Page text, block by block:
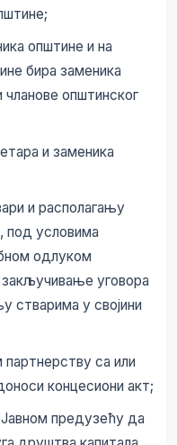
општине и на
бира заменика
општинског
и заменика
и располагању
под условима
одлуком
уговора
стварима у својини
партнерству са или
концесиони акт;
предузећу да